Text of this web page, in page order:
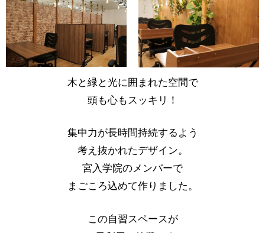
木と緑と光に囲まれた空間で
頭も心もスッキリ！
集中力が長時間持続するよう
考え抜かれたデザイン。
宮入学院のメンバーで
まごころ込めて作りました。
この自習スペースが